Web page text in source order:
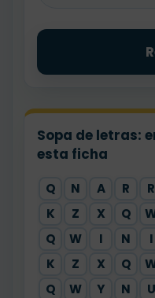
Sopa de letras:
esta ficha
Q N A R R
K
Z X Q
Q
W I N I
K
Z X Q
Q
W Y N U